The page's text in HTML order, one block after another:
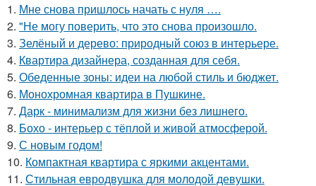
1. Мне снова пришлось начать с нуля ….
2. "Не могу поверить, что это снова произошло.
3. Зелёный и дерево: природный союз в интерьере.
4. Квартира дизайнера, созданная для себя.
5. Обеденные зоны: идеи на любой стиль и бюджет.
6. Монохромная квартира в Пушкине.
7. Дарк - минимализм для жизни без лишнего.
8. Бохо - интерьер с тёплой и живой атмосферой.
9. С новым годом!
10. Компактная квартира с яркими акцентами.
11. Стильная евродвушка для молодой девушки.